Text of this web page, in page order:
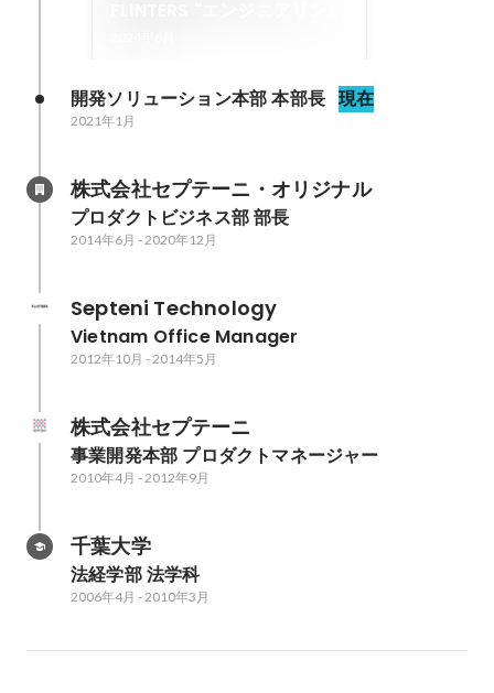
開発ソリューション本部 本部長 現在
2021年1月
株式会社セプテーニ・オリジナル
プロダクトビジネス部 部長
2014年6月 - 2020年12月
Septeni Technology
Vietnam Office Manager
2012年10月 - 2014年5月
株式会社セプテーニ
事業開発本部 プロダクトマネージャー
2010年4月 - 2012年9月
千葉大学
法経学部 法学科
2006年4月 - 2010年3月